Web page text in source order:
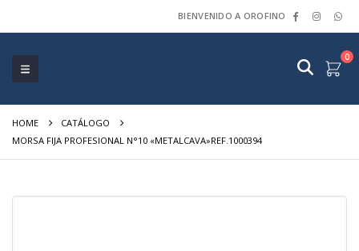
BIENVENIDO A OROFINO
0
HOME
CATÁLOGO
MORSA FIJA PROFESIONAL N°10 «METALCAVA»REF.1000394